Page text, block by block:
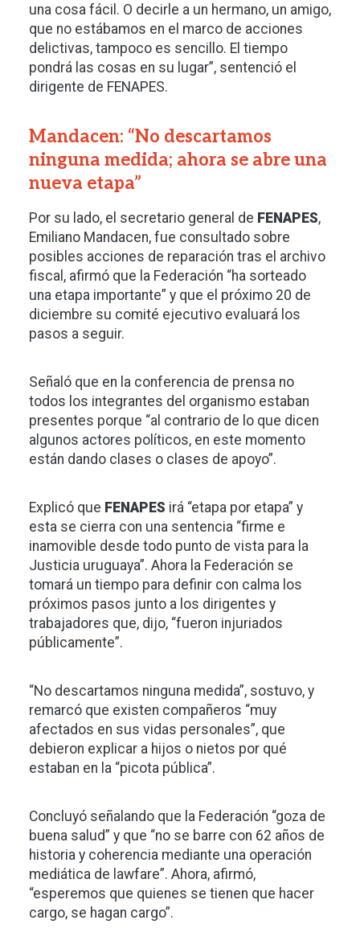
una cosa fácil. O decirle a un hermano, un amigo,
que no estábamos en el marco de acciones
delictivas, tampoco es sencillo. El tiempo
pondrá las cosas en su lugar”, sentenció el
dirigente de FENAPES.
Mandacen: “No descartamos
ninguna medida; ahora se abre una
nueva etapa”
Por su lado, el secretario general de FENAPES,
Emiliano Mandacen, fue consultado sobre
posibles acciones de reparación tras el archivo
fiscal, afirmó que la Federación “ha sorteado
una etapa importante” y que el próximo 20 de
diciembre su comité ejecutivo evaluará los
pasos a seguir.
Señaló que en la conferencia de prensa no
todos los integrantes del organismo estaban
presentes porque “al contrario de lo que dicen
algunos actores políticos, en este momento
están dando clases o clases de apoyo”.
Explicó que FENAPES irá “etapa por etapa” y
esta se cierra con una sentencia “firme e
inamovible desde todo punto de vista para la
Justicia uruguaya”. Ahora la Federación se
tomará un tiempo para definir con calma los
próximos pasos junto a los dirigentes y
trabajadores que, dijo, “fueron injuriados
públicamente”.
“No descartamos ninguna medida”, sostuvo, y
remarcó que existen compañeros “muy
afectados en sus vidas personales”, que
debieron explicar a hijos o nietos por qué
estaban en la “picota pública”.
Concluyó señalando que la Federación “goza de
buena salud” y que “no se barre con 62 años de
historia y coherencia mediante una operación
mediática de lawfare”. Ahora, afirmó,
“esperemos que quienes se tienen que hacer
cargo, se hagan cargo”.